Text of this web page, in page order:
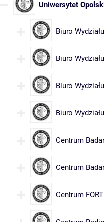
Uniwersytet Opolski
Biuro
Biuro
Biuro
Biuro
Centrum
Centrum
Centrum